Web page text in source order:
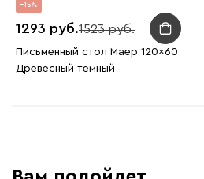
15
1293 1523
Письменный стол Маер 120x60
Древесный темный